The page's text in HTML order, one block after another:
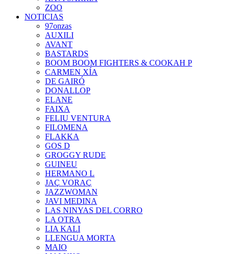
ZOO
NOTICIAS
97onzas
AUXILI
AVANT
BASTARDS
BOOM BOOM FIGHTERS & COOKAH P
CARMEN XÍA
DE GAIRÓ
DONALLOP
ELANE
FAIXA
FELIU VENTURA
FILOMENA
FLAKKA
GOS D
GROGGY RUDE
GUINEU
HERMANO L
JAÇ VORAÇ
JAZZWOMAN
JAVI MEDINA
LAS NINYAS DEL CORRO
LA OTRA
LIA KALI
LLENGUA MORTA
MAIO